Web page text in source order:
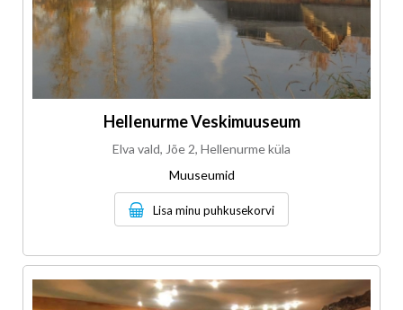
Hellenurme Veskimuuseum
Elva vald, Jõe 2, Hellenurme küla
Muuseumid
Lisa minu puhkusekorvi